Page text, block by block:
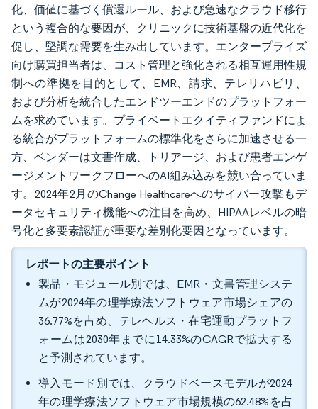
化、価値に基づく償還ルール、および急速なクラウド移行
という複合的な要因が、クリニックに技術基盤の近代化を
促し、堅調な需要を生み出しています。エンタープライズ
向け購買担当者は、コスト管理と強化される相互運用性規
制への準拠を目的として、EMR、請求、テレリハビリ、
および分析を統合したエンドツーエンドのプラットフォー
ムを求めています。プライベートエクイティファンドによ
る統合がプラットフォームの標準化をさらに加速させる一
方、ベンダーは文書作成、トリアージ、および患者エンゲ
ージメントワークフローへのAI組み込みを競い合っていま
す。2024年2月のChange Healthcareへのサイバー攻撃もデ
ータセキュリティ機能への注目を高め、HIPAAレベルの暗
号化と多要素認証が重要な差別化要因となっています。
レポートの主要ポイント
製品・モジュール別では、EMR・文書管理システ
ムが2024年の理学療法ソフトウェア市場シェアの
36.77%を占め、テレヘルス・在宅運動プラットフ
ォームは2030年までに14.33%のCAGRで拡大する
と予測されています。
導入モード別では、クラウドベースモデルが2024
年の理学療法ソフトウェア市場規模の62.48%を占